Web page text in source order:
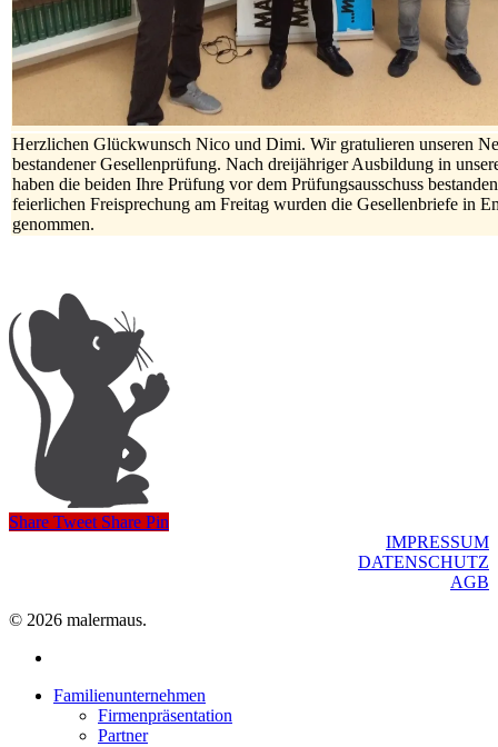
Herzlichen Glückwunsch Nico und Dimi. Wir gratulieren unseren
bestandener Gesellenprüfung. Nach dreijähriger Ausbildung in
haben die beiden Ihre Prüfung vor dem Prüfungsausschuss
feierlichen Freisprechung am Freitag wurden die Gesellenbriefe in
genommen.
Share Tweet Share Pin
IMPRESSUM
DATENSCHUTZ
AGB
© 2026 malermaus.
Close
Familienunternehmen
Firmenpräsentation
Partner